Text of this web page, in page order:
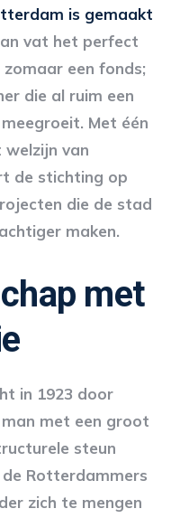
is gemaakt
vat het perfect
een fonds;
die al ruim een
Met één
welzijn van
de stichting op
die de stad
maken.
met
in 1923 door
met een groot
steun
Rotterdammers
zich te mengen